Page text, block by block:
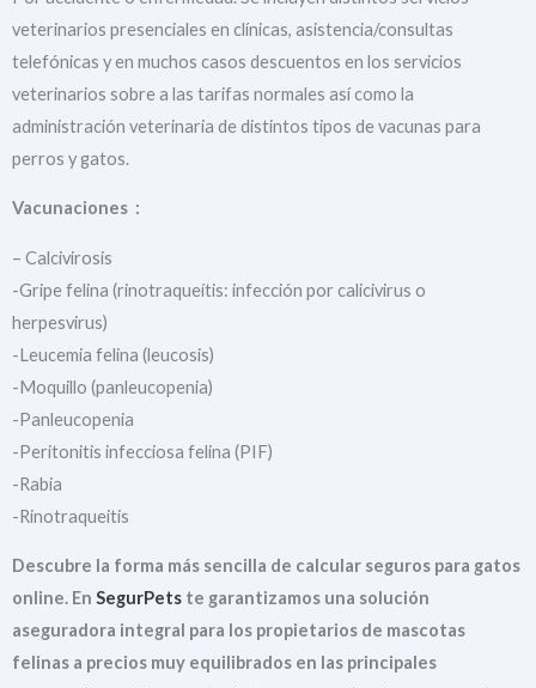
veterinarios presenciales en clínicas, asistencia/consultas
telefónicas y en muchos casos descuentos en los servicios
veterinarios sobre a las tarifas normales así como la
administración veterinaria de distintos tipos de vacunas para
perros y gatos.
Vacunaciones :
– Calcivirosis
-Gripe felina (rinotraqueítis: infección por calicivirus o
herpesvirus)
-Leucemia felina (leucosis)
-Moquillo (panleucopenia)
-Panleucopenia
-Peritonitis infecciosa felina (PIF)
-Rabia
-Rinotraqueitis
Descubre la forma más sencilla de calcular seguros para gatos
online. En SegurPets te garantizamos una solución
aseguradora integral para los propietarios de mascotas
felinas a precios muy equilibrados en las principales